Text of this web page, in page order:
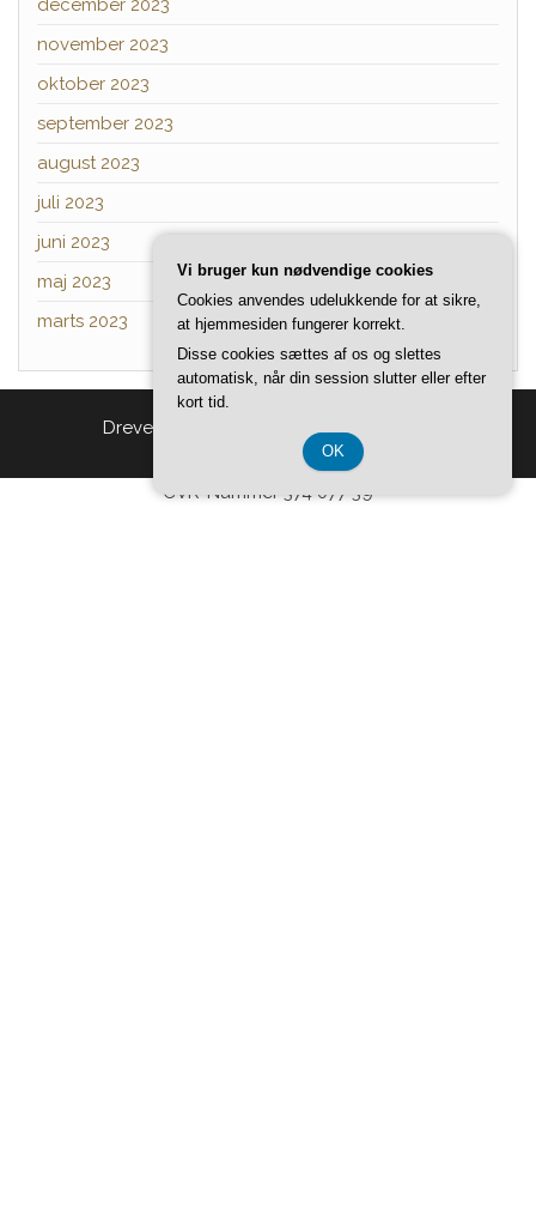
december 2023
november 2023
oktober 2023
september 2023
august 2023
juli 2023
juni 2023
maj 2023
marts 2023
Drevet af Tema:Head Blog
CVR-Nummer 374 077 39
Vi bruger kun nødvendige cookies
Cookies anvendes udelukkende for at sikre,
at hjemmesiden fungerer korrekt.
Disse cookies sættes af os og slettes
automatisk, når din session slutter eller efter
kort tid.
OK